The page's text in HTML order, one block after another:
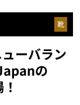
靴
ーバラン
の